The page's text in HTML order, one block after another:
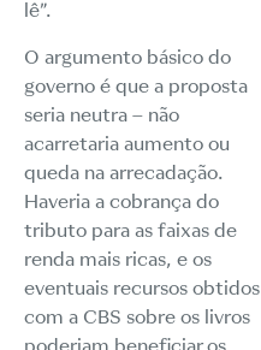
lê”.
O argumento básico do
governo é que a proposta
seria neutra – não
acarretaria aumento ou
queda na arrecadação.
Haveria a cobrança do
tributo para as faixas de
renda mais ricas, e os
eventuais recursos obtidos
com a CBS sobre os livros
poderiam beneficiar os